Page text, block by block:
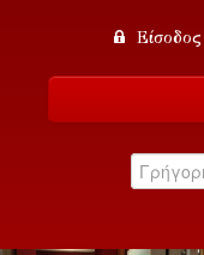
Είσοδος
Κατάλογος